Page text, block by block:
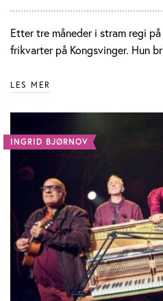
Etter tre måneder i stram regi
frikvarter på Kongsvinger. Hun
LES MER
INGRID BJØRNOV